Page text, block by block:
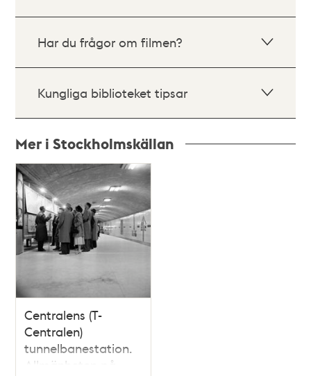
Har du frågor om filmen?
Kungliga biblioteket tipsar
Mer i Stockholmskällan
Relaterade
poster
och
teman
Centralens (T-
Centralen)
tunnelbanestation.
Allmänheten på